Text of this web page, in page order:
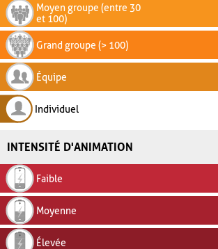
Moyen groupe (entre 30
et 100)
Grand groupe (> 100)
Équipe
Individuel
INTENSITÉ D'ANIMATION
Faible
Moyenne
Élevée